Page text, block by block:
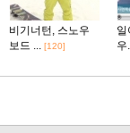
비기너턴, 스노우
보드 ... [120]
일
우